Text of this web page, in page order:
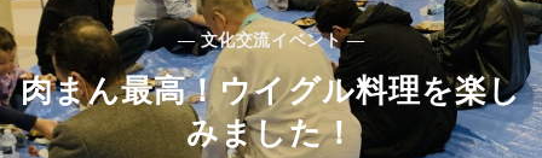
— 文化交流イベント —
肉まん最高！ウイグル料理を楽し
みました！